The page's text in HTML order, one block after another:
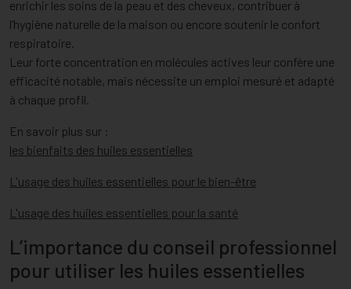
enrichir les soins de la peau et des cheveux, contribuer à
l’hygiène naturelle de la maison ou encore soutenir le confort
respiratoire.
Leur forte concentration en molécules actives leur confère une
efficacité notable, mais nécessite un emploi mesuré et adapté
à chaque profil.
En savoir plus sur :
les bienfaits des huiles essentielles
L'usage des huiles essentielles pour le bien-être
L'usage des huiles essentielles pour la santé
L’importance du conseil professionnel
pour utiliser les huiles essentielles